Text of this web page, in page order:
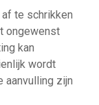
te schrikken
ongewenst
kan
wordt
aanvulling zijn